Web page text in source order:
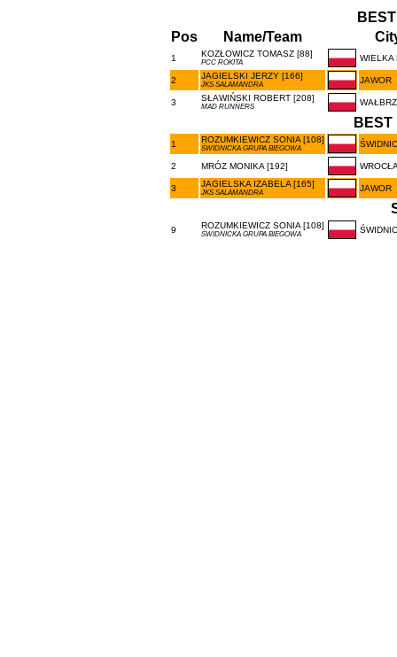
Pos
Name/Team
1 KOZŁOWICZ TOMASZ [88]
PCC ROKITA WIELKA
2 JAGIELSKI JERZY [166]
JKS SALAMANDRA JAWOR
3 SŁAWIŃSKI ROBERT [208]
MAD RUNNERS
BEST
1 ROZUMKIEWICZ SONIA [108]
ŚWIDNICKA GRUPA BIEGOWA
2 MRÓZ MONIKA [192]
3 JAGIELSKA IZABELA [165]
JKS SALAMANDRA JAWOR
9 ROZUMKIEWICZ SONIA [108]
ŚWIDNICKA GRUPA BIEGOWA